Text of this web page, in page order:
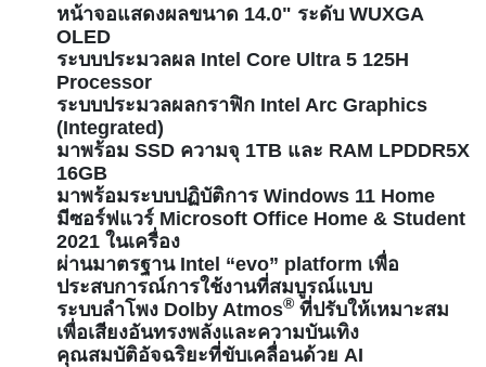
หน้าจอแสดงผลขนาด 14.0" ระดับ WUXGA
OLED
ระบบประมวลผล Intel Core Ultra 5 125H
Processor
ระบบประมวลผลกราฟิก Intel Arc Graphics
(Integrated)
มาพร้อม SSD ความจุ 1TB และ RAM LPDDR5X
16GB
มาพร้อมระบบปฏิบัติการ Windows 11 Home
มีซอร์ฟแวร์ Microsoft Office Home & Student
2021 ในเครื่อง
ผ่านมาตรฐาน Intel “evo” platform เพื่อ
ประสบการณ์การใช้งานที่สมบูรณ์แบบ
ระบบลำโพง Dolby Atmos® ที่ปรับให้เหมาะสม
เพื่อเสียงอันทรงพลังและความบันเทิง
คุณสมบัติอัจฉริยะที่ขับเคลื่อนด้วย AI